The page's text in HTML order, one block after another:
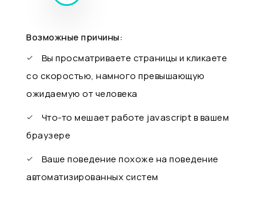
Возможные причины:
Вы просматриваете страницы и кликаете
со скоростью, намного превышающую
ожидаемую от человека
Что-то мешает работе javascript в вашем
браузере
Ваше поведение похоже на поведение
автоматизированных систем